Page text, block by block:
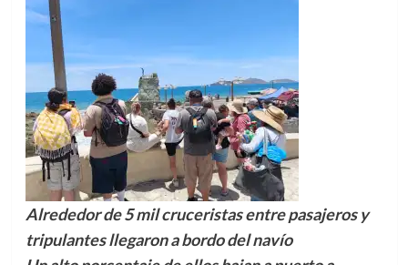
Alrededor de 5 mil cruceristas entre pasajeros y
tripulantes llegaron a bordo del navío